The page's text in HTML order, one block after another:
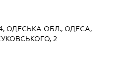
ОДЕСЬКА ОБЛ., ОДЕСА,
2